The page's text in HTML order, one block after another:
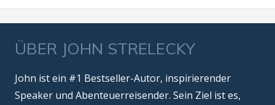
ÜBER JOHN STRELECKY
John ist ein #1 Bestseller-Autor, inspirierender
Speaker und Abenteuerreisender. Sein Ziel ist es,